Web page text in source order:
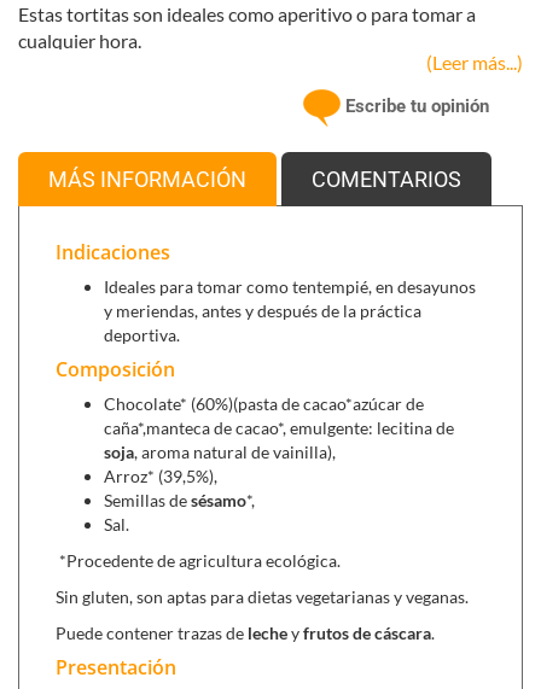
Estas tortitas son ideales como aperitivo o para tomar a
cualquier hora.
(Leer más...)
Escribe tu opinión
MÁS INFORMACIÓN COMENTARIOS
Indicaciones
Ideales para tomar como tentempié, en desayunos
y meriendas, antes y después de la práctica
deportiva.
Composición
Chocolate* (60%)(pasta de cacao*azúcar de
caña*,manteca de cacao*, emulgente: lecitina de
soja, aroma natural de vainilla),
Arroz* (39,5%),
Semillas desésamo*,
Sal.
*Procedente de agricultura ecológica.
Sin gluten, son aptas para dietas vegetarianas y veganas.
Puede contener trazas de lecheyfrutos de cáscara.
Presentación